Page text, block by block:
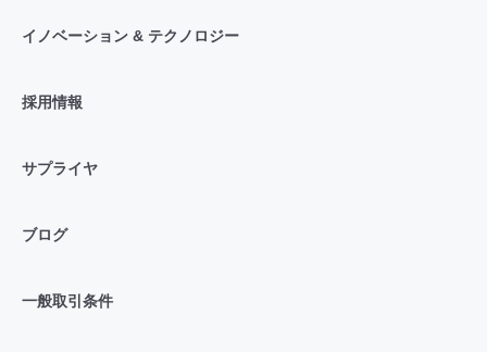
イノベーション & テクノロジー
採用情報
サプライヤ
ブログ
一般取引条件